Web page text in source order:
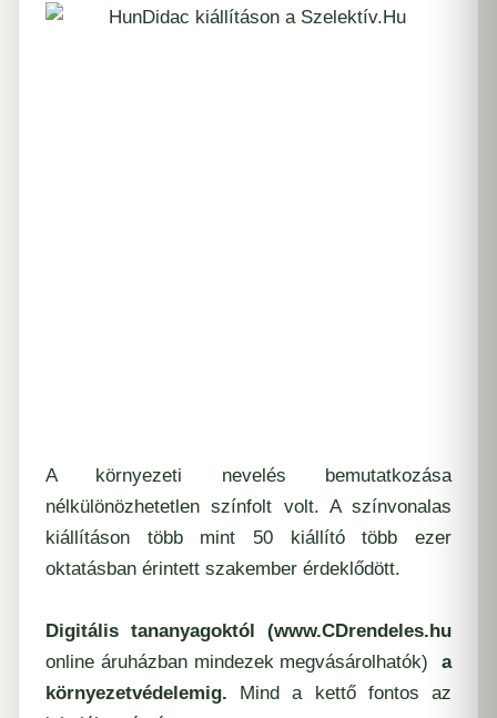
A környezeti nevelés bemutatkozása
nélkülönözhetetlen színfolt volt. A színvonalas
kiállításon több mint 50 kiállító több ezer
oktatásban érintett szakember érdeklődött.
Digitális tananyagoktól (www.CDrendeles.hu
online áruházban mindezek megvásárolhatók) a
környezetvédelemig. Mind a kettő fontos az